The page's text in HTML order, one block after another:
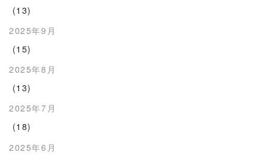
(13)
2025年9月
(15)
2025年8月
(13)
2025年7月
(18)
2025年6月